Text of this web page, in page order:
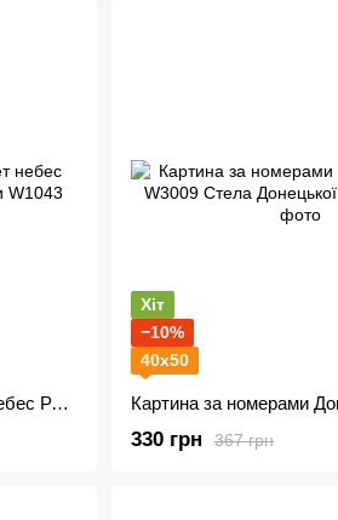
Картина за номерами Секрет небес Реквієм W1043 Клуб романтики
Хіт
−10%
40х50
367 грн
330 грн